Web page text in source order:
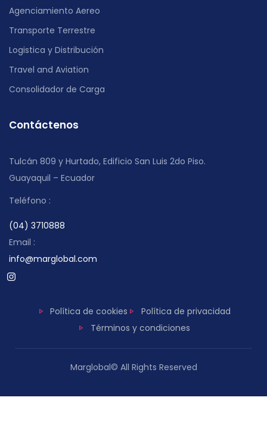
Agenciamiento Aereo
Transporte Terrestre
Logistica y Distribución
Travel and Aviation
Consolidador de Carga
Contáctenos
Tulcán 809 y Hurtado, Edificio San Luis 2do Piso.
Guayaquil – Ecuador
Teléfono :
(04) 3710888
Email :
info@marglobal.com
Política de cookies
Política de privacidad
Términos y condiciones
Marglobal© All Rights Reserved